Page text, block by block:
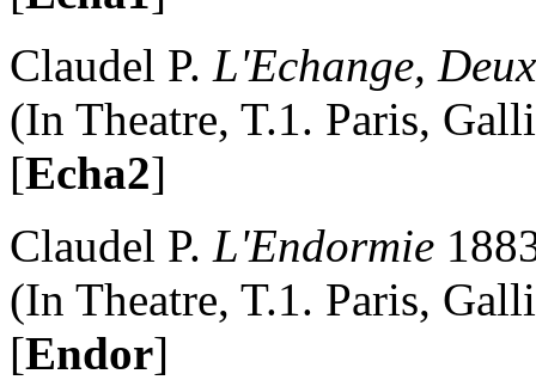
Claudel P. L'Echange,
(In Theatre, T.1. Paris,
[Echa2]
Claudel P. L'Endormie
(In Theatre, T.1. Paris,
[Endor]